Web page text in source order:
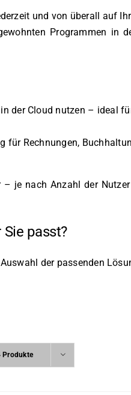
und von überall auf
Programmen in
der Cloud nutzen – ideal
für Rechnungen,
je nach Anzahl der
passt?
der passenden
Produkte